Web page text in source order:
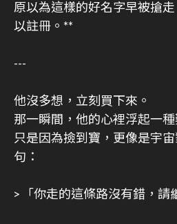
原以為這樣的好名字早被搶
以註冊。**
---
他沒多想，立刻買下來。
那一瞬間，他的心裡浮起一
只是因為撿到寶，更像是宇
句：
>「你走的這條路沒有錯，請